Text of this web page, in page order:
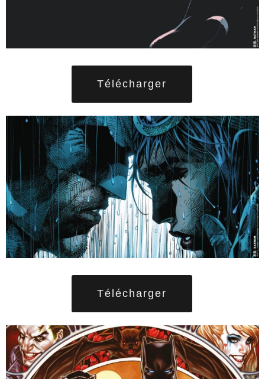
Télécharger
Télécharger